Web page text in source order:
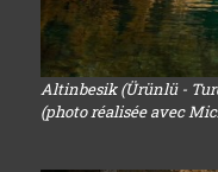
Altinbesik (Ürünlü -
(photo réalisée avec